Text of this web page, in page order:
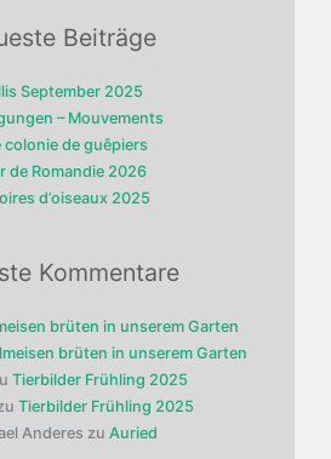
Beiträge
September 2025
– Mouvements
colonie de guêpiers
de Romandie 2026
d’oiseaux 2025
Kommentare
brüten in unserem Garten
brüten in unserem Garten
Tierbilder Frühling 2025
Tierbilder Frühling 2025
Anderes zu Auried